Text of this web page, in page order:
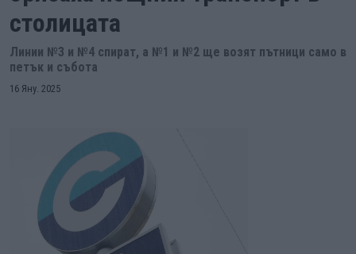
столицата
Линии №3 и №4 спират, а №1 и №2 ще возят пътници само в
петък и събота
16 Яну. 2025